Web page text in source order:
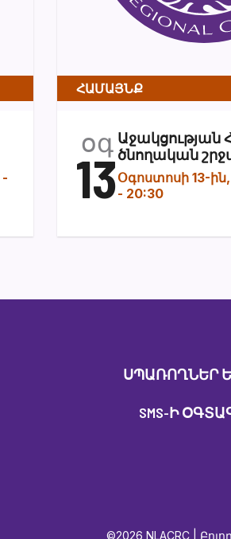
-
ՀԱՄԱՅՆՔ
օգ
13ծնողական
Օգոստոսի 13-
- 20:30
ՍՊԱՌՈՂՆԵՐ
SMS-Ի
©2026 NLACRC |